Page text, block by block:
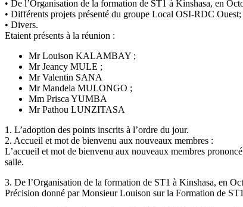
• De l’Organisation de la formation de ST1 à Kinshasa, en
• Différents projets présenté du groupe Local OSI-RDC Ouest;
• Divers.
Etaient présents à la réunion :
Mr Louison KALAMBAY ;
Mr Jeancy MULE ;
Mr Valentin SANA
Mr Mandela MULONGO ;
Mm Prisca YUMBA
Mr Pathou LUNZITASA
1. L’adoption des points inscrits à l’ordre du jour.
2. Accueil et mot de bienvenu aux nouveaux membres :
L’accueil et mot de bienvenu aux nouveaux membres
salle.
3. De l’Organisation de la formation de ST1 à Kinshasa, en
Précision donné par Monsieur Louison sur la Formation de